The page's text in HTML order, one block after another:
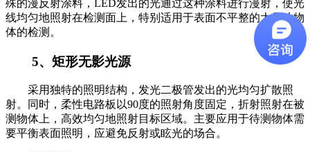
殊的漫反射涂料，LED发出的光通过这种涂料进行漫射，使光
线均匀地照射在检测面上，特别适用于表面不平整的大尺寸物
体的检测。
5、矩形无影光源
采用独特的照明结构，发光二极管发出的光均匀扩散照
射。同时，柔性电路板以90度的照射角度固定，折射照射在被
测物体上，高效均匀地照射目标区域。主要应用于待测物体需
要平衡表面照明，应避免反射或眩光的场合。